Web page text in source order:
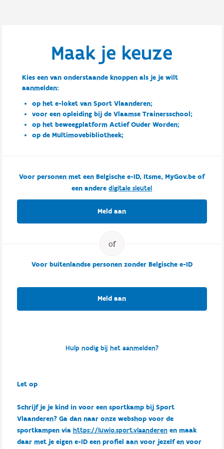
Maak je keuze
Kies een van onderstaande knoppen als je je wilt
aanmelden:
op het e-loket van Sport Vlaanderen;
voor een opleiding bij de Vlaamse Trainersschool;
op het beweegplatform Actief Ouder Worden;
op de Multimovebibliotheek;
Voor personen met een Belgische e-ID, Itsme, MyGov.be of
een anderedigitale sleutel
Meld aan
Voor buitenlandse personen zonder Belgische e-ID
Meld aan
Hulp nodig bij het aanmelden?
Let op
Schrijf je je kind in voor een sportkamp bij Sport
Vlaanderen? Ga dan naar onze webshop voor de
sportkampen via https://luwio.sport.vlaanderenen maak
daar met je eigen e-ID een profiel aan voor jezelf en voor